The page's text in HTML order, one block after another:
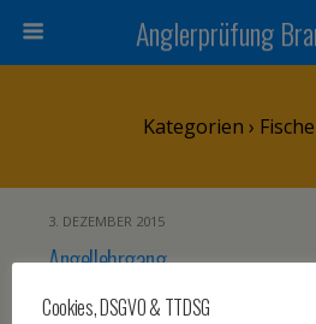
Anglerprüfung
Kategorien ›
3. DEZEMBER 2015
Angellehrgang
Cookies, DSGVO & TTDSG